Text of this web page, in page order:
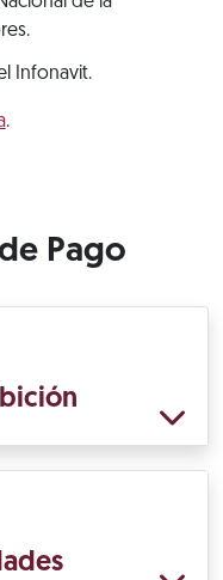
Infonavit.
.
Pago